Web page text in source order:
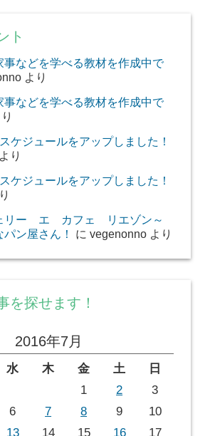
ト
事などを学べる教材を作成中で
より
事などを学べる教材を作成中で
ケジュールをアップしました！
り
ケジュールをアップしました！
リー エ カフェ リエゾン～
ン屋さん！
に vegenonnoより
を探せます！
2016年7月
水 木 金 土
日
1
2
3
6 7 8 9
10
13 14 15 16 17